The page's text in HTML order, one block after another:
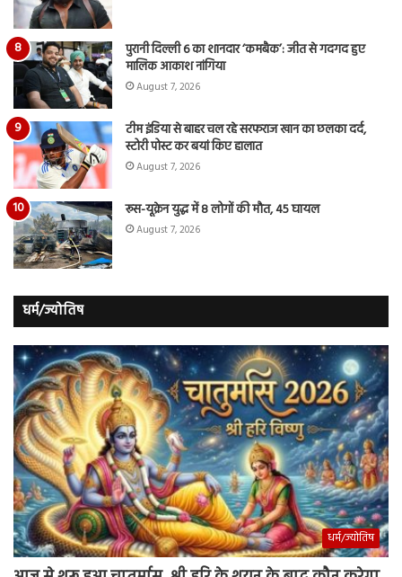
पुरानी दिल्ली 6 का शानदार ‘कमबैक’: जीत से गदगद हुए
मालिक आकाश नांगिया
August 7, 2026
टीम इंडिया से बाहर चल रहे सरफराज खान का छलका दर्द,
स्टोरी पोस्ट कर बयां किए हालात
August 7, 2026
रूस-यूक्रेन युद्ध में 8 लोगों की मौत, 45 घायल
August 7, 2026
धर्म/ज्योतिष
धर्म/ज्योतिष